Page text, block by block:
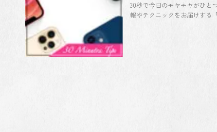
30秒で今日のモヤモヤがひと
報やテクニックをお届けする